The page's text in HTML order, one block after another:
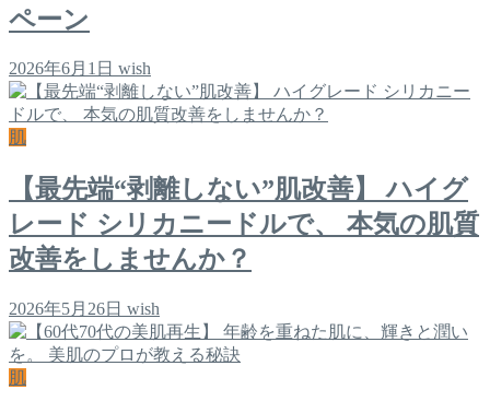
ペーン
2026年6月1日 wish
肌
【最先端“剥離しない”肌改善】 ハイグ
レード シリカニードルで、 本気の肌質
改善をしませんか？
2026年5月26日 wish
肌